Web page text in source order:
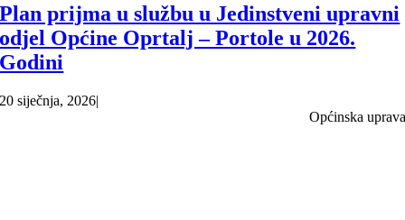
Plan prijma u službu u Jedinstveni upravni
odjel Općine Oprtalj – Portole u 2026.
Godini
20 siječnja, 2026|
Općinska uprava